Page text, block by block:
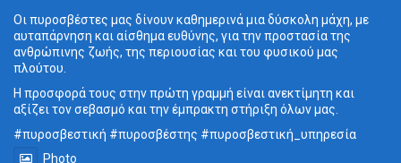
Οι πυροσβέστες μας δίνουν καθημερινά μια δύσκολη μάχη, με
αυταπάρνηση και αίσθημα ευθύνης, για την προστασία της
ανθρώπινης ζωής, της περιουσίας και του φυσικού μας
πλούτου.
Η προσφορά τους στην πρώτη γραμμή είναι ανεκτίμητη και
αξίζει τον σεβασμό και την έμπρακτη στήριξη όλων μας.
#πυροσβεστική #πυροσβέστης #πυροσβεστική_ υπηρεσία
Photo